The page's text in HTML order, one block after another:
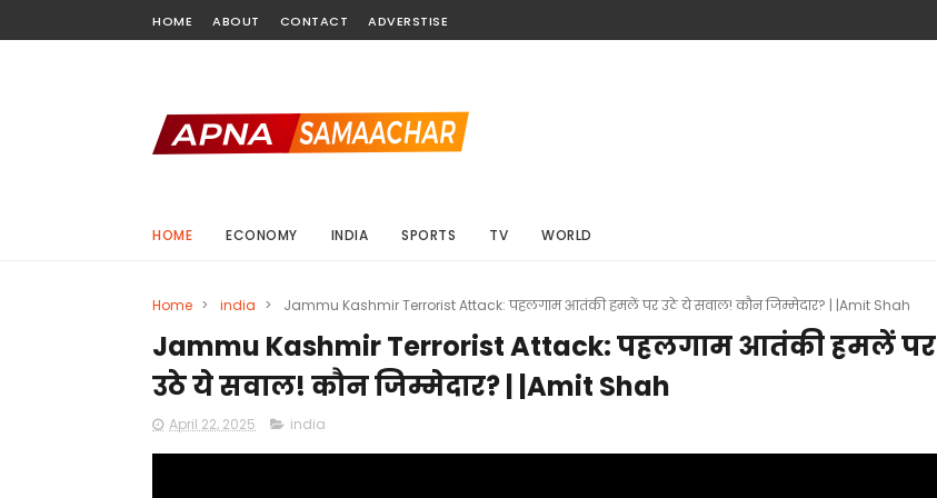
HOME ABOUT CONTACT ADVERSTISE
HOME ECONOMY INDIA SPORTS TV WORLD
Home > india > Jammu Kashmir Terrorist Attack: पहलगाम आतंकी हमलें पर उठे ये सवाल! कौन जिम्मेदार? | |Amit Shah
Jammu Kashmir Terrorist Attack: पहलगाम आतंकी हमलें पर
उठे ये सवाल! कौन जिम्मेदार? | |Amit Shah
April 22, 2025 india